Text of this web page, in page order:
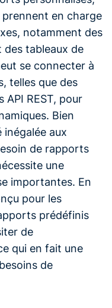
en charge
notamment des
des tableaux de
se connecter à
telles que des
API REST, pour
Bien
aux
de rapports
une
importantes. En
pour les
prédéfinis
de
qui en fait une
de